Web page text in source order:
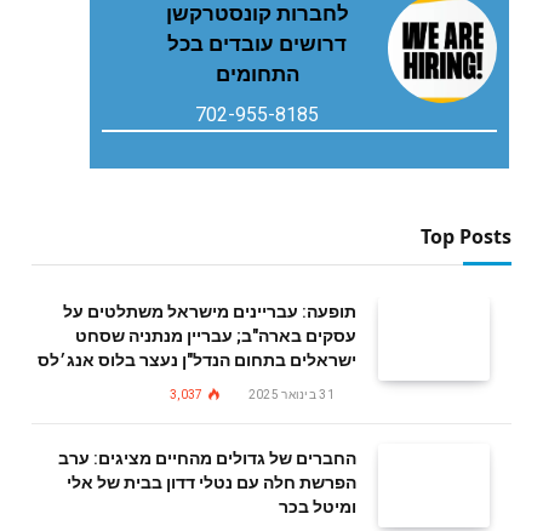
לחברות קונסטרקשן
דרושים עובדים בכל
התחומים
702-955-8185
Top Posts
תופעה: עבריינים מישראל משתלטים על
עסקים בארה"ב; עבריין מנתניה שסחט
ישראלים בתחום הנדל"ן נעצר בלוס אנג׳לס
31 בינואר 2025 3,037
החברים של גדולים מהחיים מציגים: ערב
הפרשת חלה עם נטלי דדון בבית של אלי
ומיטל בכר